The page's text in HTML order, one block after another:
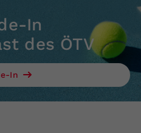
In
des ÖTV
In